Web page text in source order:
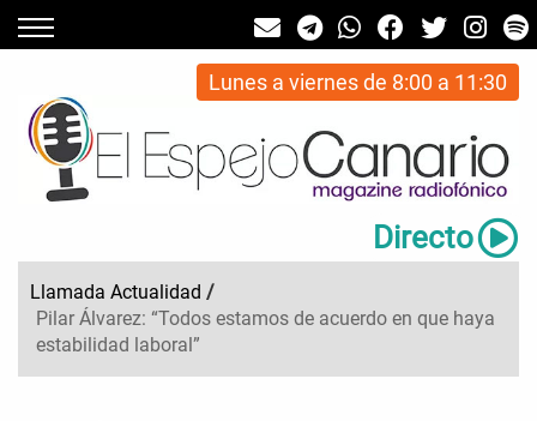
Lunes a viernes de 8:00 a 11:30
Directo
Llamada Actualidad /
Pilar Álvarez: “Todos estamos de acuerdo en que haya
estabilidad laboral”